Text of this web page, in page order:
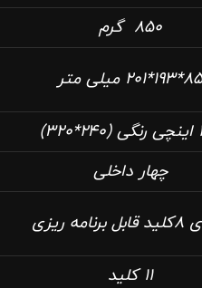
‎ 850 گرم
میلی متر
چهار داخلی
11 کلید